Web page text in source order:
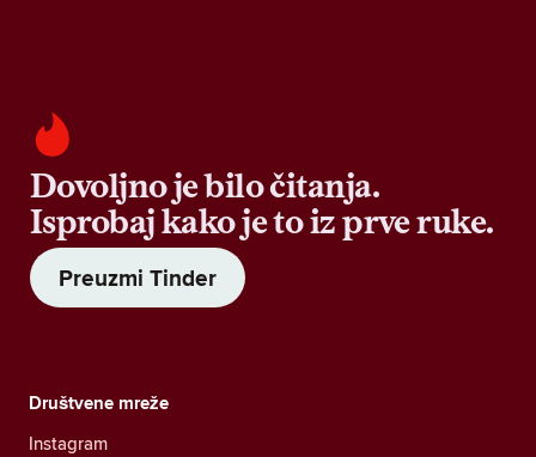
Dovoljno je bilo čitanja.
Isprobaj kako je to iz prve ruke.
Preuzmi Tinder
Društvene mreže
Instagram